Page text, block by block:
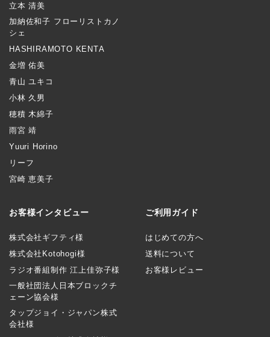
立本 清美
加納佐和子 フローリストカノ
シェ
HASHIRAMOTO KENTA
金増 佑美
青山 ユキコ
小林 久男
穂積 木綿子
雨宮 靖
Yuuri Horino
リーフ
宮崎 恵美子
お客様インタビュー
株式会社ギフティ様
株式会社Kotohogi様
ラジオ番組制作 江上佳弥子様
一般社団法人日本ブロックチ
ェーン協会様
タップジョイ・ジャパン株式
会社様
ご利用ガイド
はじめての方へ
送料について
お客様レビュー